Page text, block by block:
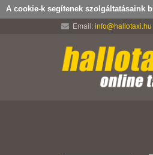
A cookie-k segítenek szolgáltatásaink
Email:info@hallotaxi.hu